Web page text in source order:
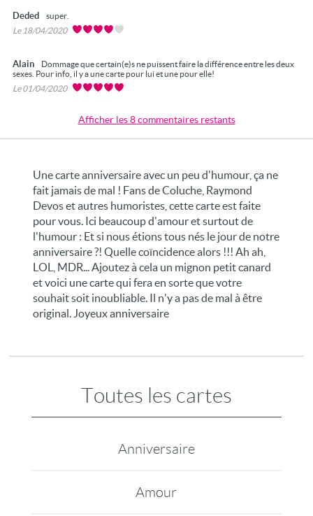
Deded
super.
Le 18/04/2020
Alain
Dommage que certain(e)s ne puissent faire la différence entre les deux
sexes. Pour info, il y a une carte pour lui et une pour elle!
Le 01/04/2020
Afficher les 8 commentaires restants
Une carte anniversaire avec un peu d'humour, ça ne
fait jamais de mal ! Fans de Coluche, Raymond
Devos et autres humoristes, cette carte est faite
pour vous. Ici beaucoup d'amour et surtout de
l'humour : Et si nous étions tous nés le jour de notre
anniversaire ?! Quelle coïncidence alors !!! Ah ah,
LOL, MDR... Ajoutez à cela un mignon petit canard
et voici une carte qui fera en sorte que votre
souhait soit inoubliable. Il n'y a pas de mal à être
original. Joyeux anniversaire
Toutes les cartes
Anniversaire
Amour